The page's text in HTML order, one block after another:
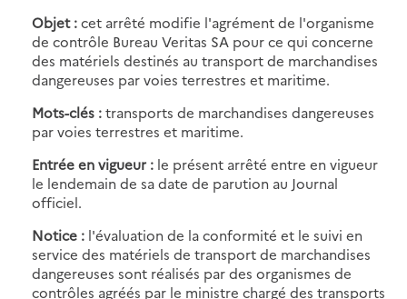
Objet :cet arrêté modifie l'agrément de l'organisme
de contrôle Bureau Veritas SA pour ce qui concerne
des matériels destinés au transport de marchandises
dangereuses par voies terrestres et maritime.
Mots-clés :transports de marchandises dangereuses
par voies terrestres et maritime.
Entrée en vigueur : le présent arrêté entre en vigueur
le lendemain de sa date de parution au Journal
officiel.
Notice : l'évaluation de la conformité et le suivi en
service des matériels de transport de marchandises
dangereuses sont réalisés par des organismes de
contrôles agréés par le ministre chargé des transports